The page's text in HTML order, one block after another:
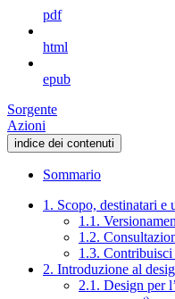
pdf
html
epub
Sorgente
Azioni
indice dei contenuti
Sommario
1. Scopo, destinatari e
1.1.
1.2.
1.3. Contribuisci
2. Introduzione al
2.1. Design per